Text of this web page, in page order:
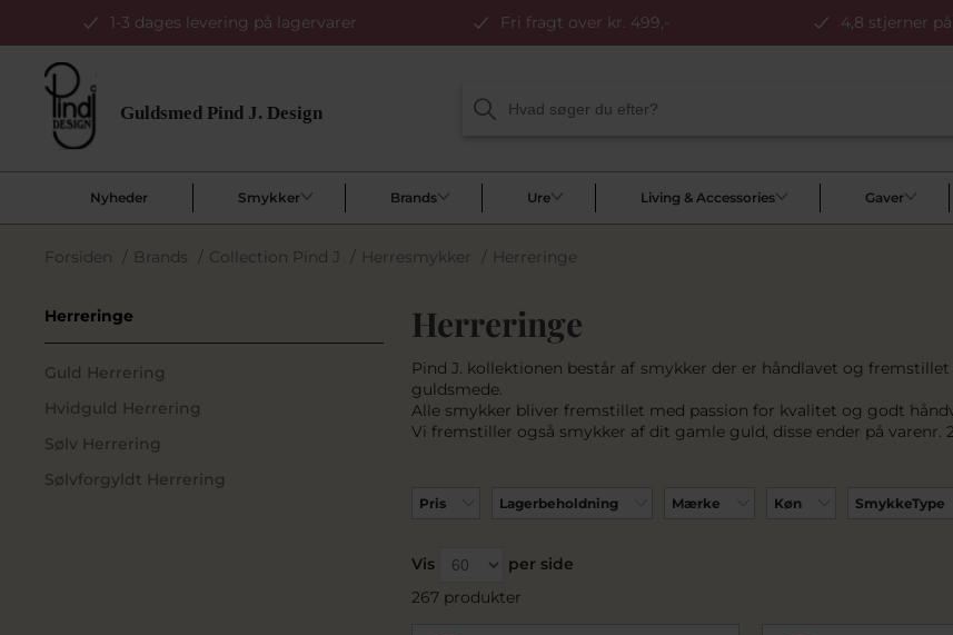
1-3 dages levering på lagervarer Fri fragt over kr. 499,- 4,8 stjerner
Nyheder Smykker Brands Ure Living & Accessories Gaver
Forsiden / Brands / Collection Pind J / Herresmykker / Herreringe
Herreringe
Guld Herrering
Hvidguld Herrering
Sølv Herrering
Sølvforgyldt Herrering
Herreringe
Pind J. kollektionen består af smykker der er håndlavet og
guldsmede.
Alle smykker bliver fremstillet med passion for kvalitet og godt
Vi fremstiller også smykker af dit gamle guld, disse ender på varenr.
Pris Lagerbeholdning Mærke Køn SmykkeType
Vis
per side
267 produkter